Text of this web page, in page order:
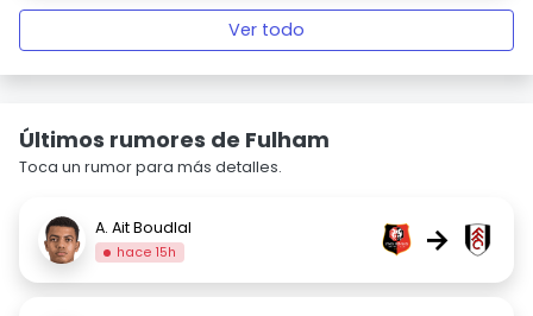
Ver todo
Últimos rumores de Fulham
Toca un rumor para más detalles.
A. Ait Boudlal
hace 15h →